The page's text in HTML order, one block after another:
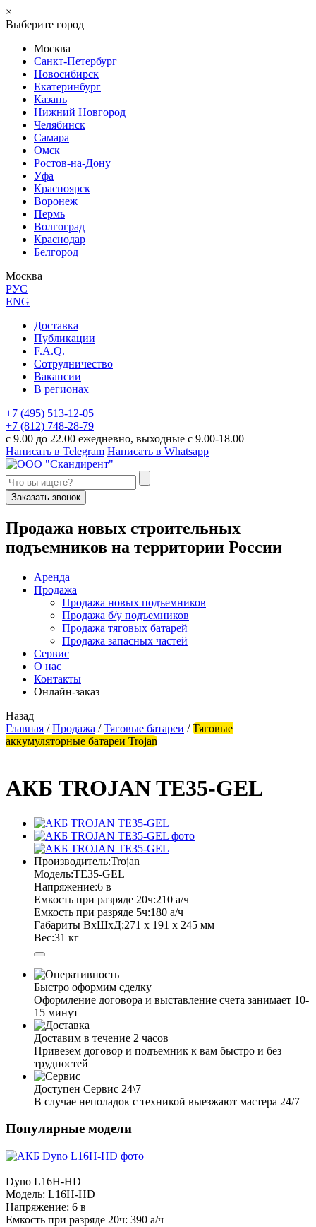
×
Выберите город
Москва
Санкт-Петербург
Новосибирск
Екатеринбург
Казань
Нижний Новгород
Челябинск
Самара
Омск
Ростов-на-Дону
Уфа
Красноярск
Воронеж
Пермь
Волгоград
Краснодар
Белгород
Москва
РУС
ENG
Доставка
Публикации
F.A.Q.
Сотрудничество
Вакансии
В регионах
+7 (495) 513-12-05
+7 (812) 748-28-79
с 9.00 до 22.00 ежедневно, выходные с 9.00-18.00
Написать в Telegram Написать в Whatsapp
Заказать звонок
Продажа новых строительных
подъемников на территории России
Аренда
Продажа
Продажа новых подъемников
Продажа б/у подъемников
Продажа тяговых батарей
Продажа запасных частей
Сервис
О нас
Контакты
Онлайн-заказ
Назад
Главная / Продажа / Тяговые батареи / Тяговые
аккумуляторные батареи Trojan
АКБ TROJAN TE35-GEL
Производитель:Trojan
Модель:TE35-GEL
Напряжение:6 в
Емкость при разряде 20ч:210 а/ч
Емкость при разряде 5ч:180 а/ч
Габариты ВхШхД:271 х 191 х 245 мм
Вес:31 кг
Быстро оформим сделку
Оформление договора и выставление счета занимает 10-
15 минут
Доставим в течение 2 часов
Привезем договор и подъемник к вам быстро и без
трудностей
Доступен Сервис 24\7
В случае неполадок с техникой выезжают мастера 24/7
Популярные модели
Dyno L16H-HD
Модель: L16H-HD
Напряжение: 6 в
Емкость при разряде 20ч: 390 а/ч